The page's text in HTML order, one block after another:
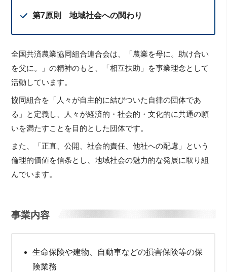
第7原則 地域社会への関わり
全国共済農業協同組合連合会は、「農業を母に。助け合い
を父に。」の精神のもと、「相互扶助」を事業理念として
活動しています。
協同組合を「人々が自主的に結びついた自律の団体であ
る」と定義し、人々が経済的・社会的・文化的に共通の願
いを満たすことを目的とした団体です。
また、「正直、公開、社会的責任、他社への配慮」という
倫理的価値を信条とし、地域社会の魅力的な発展に取り組
んでいます。
事業内容
生命保険や建物、自動車などの損害保険等の保
険業務